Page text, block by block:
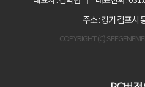
주소 : 경기 김포시
COPYRIGHT (C)